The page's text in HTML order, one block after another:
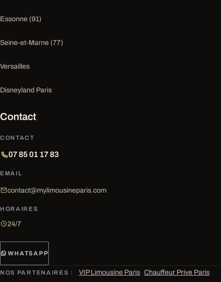
Essonne (91)
Seine-et-Marne (77)
Versailles
Disneyland Paris
Contact
CONTACT
07 85 01 17 83
EMAIL
contact@mylimousineparis.com
HORAIRES
24/7
WHATSAPP
NOS PARTENAIRES : VIP Limousine Paris· Chauffeur Prive Paris·